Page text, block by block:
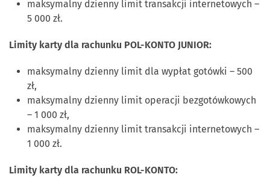
maksymalny dzienny limit transakcji internetowych –
5 000 zł.
Limity karty dla rachunku POL-KONTO JUNIOR:
maksymalny dzienny limit dla wypłat gotówki – 500
zł,
maksymalny dzienny limit operacji bezgotówkowych
– 1 000 zł,
maksymalny dzienny limit transakcji internetowych –
1 000 zł.
Limity karty dla rachunku ROL-KONTO: